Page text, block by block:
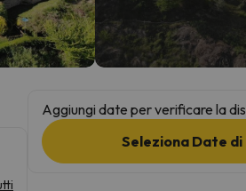
Aggiungi date per verificare la
Seleziona Date